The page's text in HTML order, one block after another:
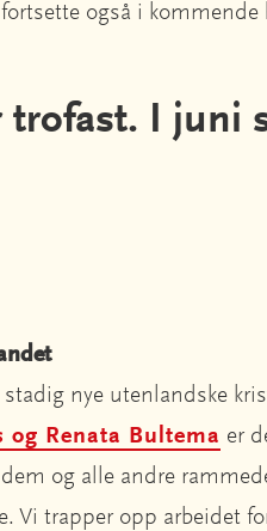
også i kommende
trofast. I juni
nye utenlandske
og Renata Bultema er
og alle andre
Vi trapper opp arbeidet